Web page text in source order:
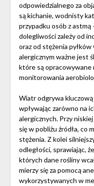
odpowiedzialnego za
są kichanie, wodnisty
przypadku osób z
dolegliwości zależy od
oraz od stężenia
alergicznym ważne jest
które są opracowywane
monitorowania
Wiatr odgrywa
wpływając zarówno na
alergicznych. Przy
się w pobliżu źródła, co
stężenia. Z kolei
odległości, sprawiając,
których dane rośliny
mierzy się za pomocą
wykorzystywanych w